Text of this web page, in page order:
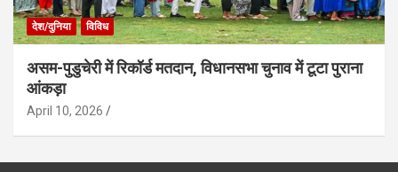
देश/दुनिया विविध
असम-पुडुचेरी में रिकॉर्ड मतदान, विधानसभा चुनाव में टूटा पुराना
आंकड़ा
April 10, 2026